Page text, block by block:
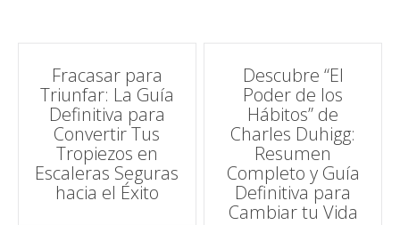
Navegación
de
entradas
Fracasar para
Triunfar: La Guía
Definitiva para
Convertir Tus
Tropiezos en
Escaleras Seguras
hacia el Éxito
Descubre “El
Poder de los
Hábitos” de
Charles Duhigg:
Resumen
Completo y Guía
Definitiva para
Cambiar tu Vida